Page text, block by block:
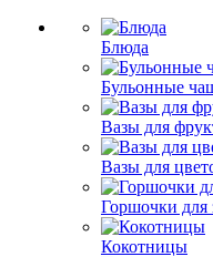
Блюда
Бульонные
Вазы для
Вазы для
Горшочки для
Кокотницы